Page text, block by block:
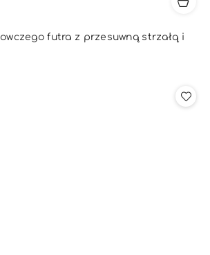
futra z przesuwną strzałą i